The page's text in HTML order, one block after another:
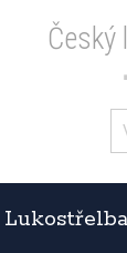
Lukostřelba